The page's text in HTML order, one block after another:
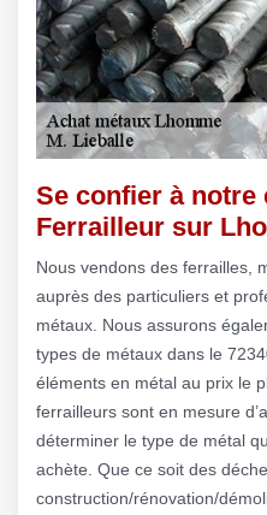
Se confier à notre
Ferrailleur sur
Nous vendons des ferrailles,
auprès des particuliers et
métaux. Nous assurons
types de métaux dans le
éléments en métal au prix le
ferrailleurs sont en mesure
déterminer le type de métal
achète. Que ce soit des
construction/rénovation/